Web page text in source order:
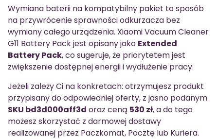
Wymiana baterii na kompatybilny pakiet to sposób
na przywrócenie sprawności odkurzacza bez
wymiany całego urządzenia. Xiaomi Vacuum Cleaner
G11 Battery Pack jest opisany jako Extended
Battery Pack, co sugeruje, że priorytetem jest
zwiększenie dostępnej energii i wydłużenie pracy.
Jeżeli zależy Ci na konkretach: otrzymujesz produkt
przypisany do odpowiedniej oferty, z jasno podanym
SKU bd3d000aff3d oraz ceną 530 zł, a do tego
możesz skorzystać z darmowej dostawy
realizowanej przez Paczkomat, Pocztę lub Kuriera.